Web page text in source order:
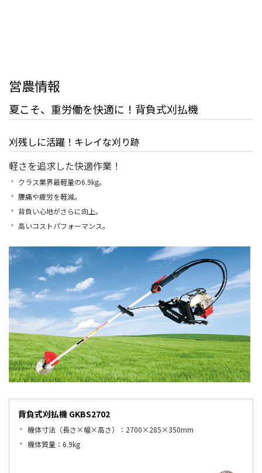
営農情報
夏こそ、重労働を快適に！背負式刈払機
刈残しに活躍！キレイな刈り跡
軽さを追求した快適作業！
クラス業界最軽量の6.9kg。
腰痛や疲労を軽減。
背負い心地がさらに向上。
高いコストパフォーマンス。
背負式刈払機 GKBS2702
機体寸法（長さ×幅×高さ）：2700×285×350mm
機体質量：6.9kg